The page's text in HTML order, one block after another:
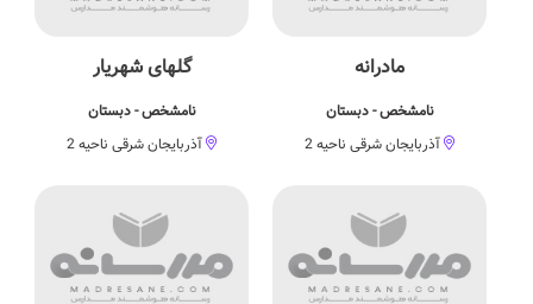
مادرانه
نامشخص - دبستان
آذربایجان شرقی ناحیه 2
گلهای شهریار
نامشخص - دبستان
آذربایجان شرقی ناحیه 2